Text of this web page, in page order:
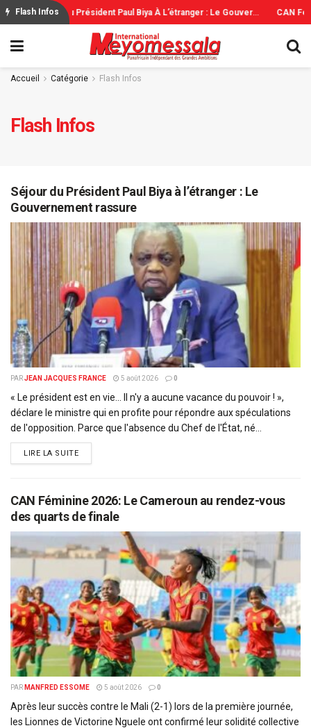
Accueil Catégorie Flash Infos
Flash Infos
Séjour du Président Paul Biya à l’étranger : Le
Gouvernement rassure
PARJEAN JACQUES FRANCE 5 août 2026 0
« Le président est en vie... Il n'y a aucune vacance du pouvoir ! »,
déclare le ministre qui en profite pour répondre aux spéculations
de l'opposition. Parce que l'absence du Chef de l'État, né...
LIRE LA SUITEDETAILS
CAN Féminine 2026: Le Cameroun au rendez-vous
des quarts de finale
PAR MANFRED ESSOME 5 août 2026 0
Après leur succès contre le Mali (2-1) lors de la première journée,
les Lionnes de Victorine Nguele ont confirmé leur solidité collective
Flash Infos SÉjour Du Président Paul Biya À L’étranger : Le Gouvernement Rassure C
AN Féminine 2026: Le Cameroun Au Rendez-Vous Des Quarts De Finale